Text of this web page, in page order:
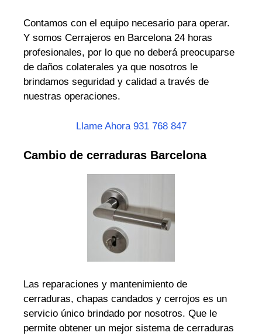
Contamos con el equipo necesario para operar.
Y somos Cerrajeros en Barcelona 24 horas
profesionales, por lo que no deberá preocuparse
de daños colaterales ya que nosotros le
brindamos seguridad y calidad a través de
nuestras operaciones.
Llame Ahora 931 768 847
Cambio de cerraduras Barcelona
Las reparaciones y mantenimiento de
cerraduras, chapas candados y cerrojos es un
servicio único brindado por nosotros. Que le
permite obtener un mejor sistema de cerraduras